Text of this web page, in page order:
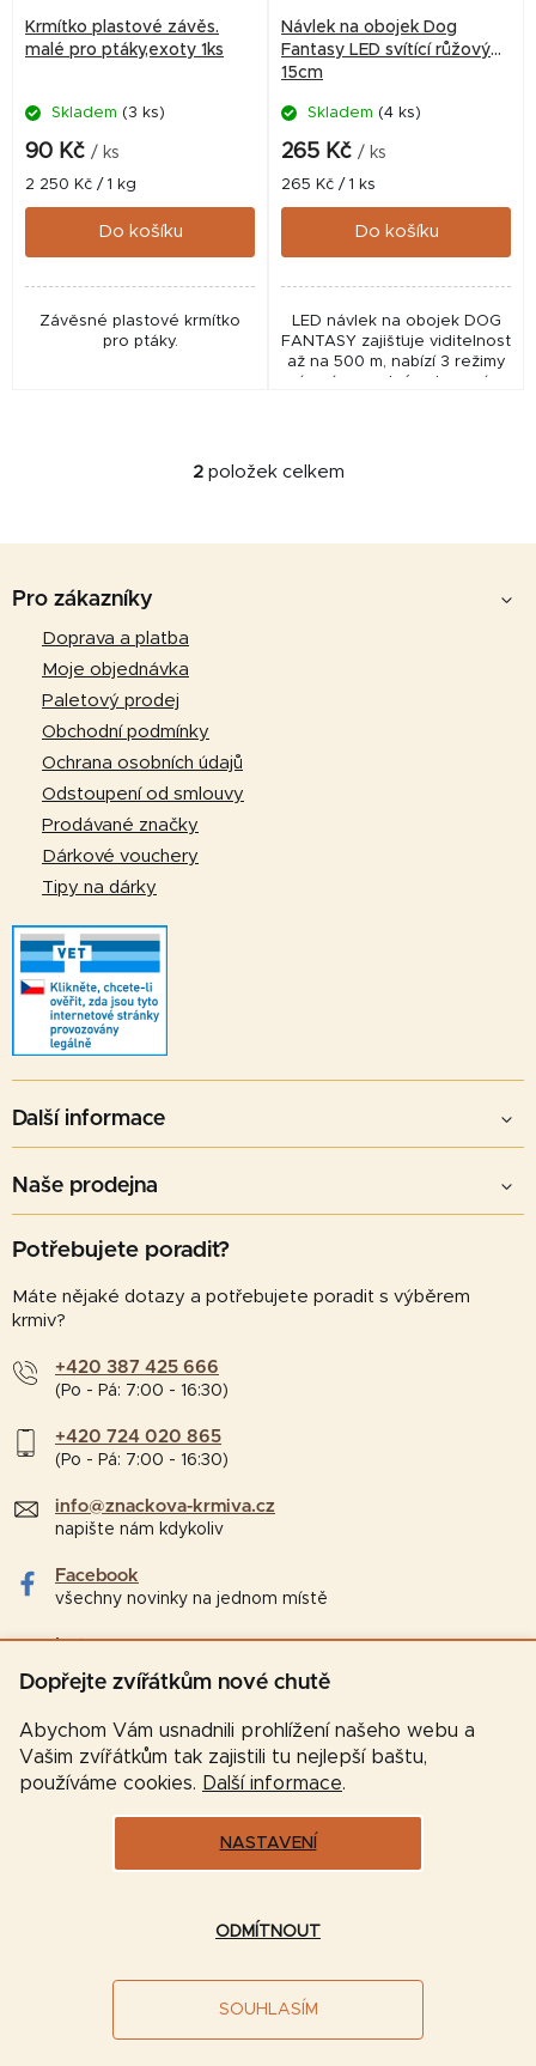
Dopřejte zvířátkům nové chutě
Abychom Vám usnadnili prohlížení našeho webu a
Vašim zvířátkům tak zajistili tu nejlepší baštu,
používáme cookies. Další informace.
SOUHLASÍM
NASTAVENÍ
ODMÍTNOUT
o
Krmítko plastové závěs.
malé pro ptáky,exoty 1ks
Skladem (3 ks)
90 Kč / ks
Měrná
cena:
2 250 Kč / 1 kg
Do košíku
Závěsné plastové krmítko
pro ptáky.
Návlek na obojek Dog
Fantasy LED svítící růžový
15cm
Skladem (4 ks)
265 Kč / ks
Měrná
cena:
265 Kč / 1 ks
Do košíku
LED návlek na obojek DOG
FANTASY zajišťuje viditelnost
až na 500 m, nabízí 3 režimy
O
2položek celkem
Pro zákazníky
Doprava a platba
Moje objednávka
Paletový prodej
Obchodní podmínky
Ochrana osobních údajů
Odstoupení od smlouvy
Prodávané značky
Dárkové vouchery
Tipy na dárky
Další informace
Naše prodejna
Potřebujete poradit?
Máte nějaké dotazy a potřebujete poradit s výběrem
krmiv?
+420 387 425 666
(Po - Pá: 7:00 - 16:30)
+420 724 020 865
(Po - Pá: 7:00 - 16:30)
info@znackova-krmiva.cz
napište nám kdykoliv
Facebook
všechny novinky na jednom místě
Instagram
tipy a zajímavosti pro chovatele
Vytvořil Shoptet
Copyright 2026
. Všechna práva
Upravit nastavení cookies